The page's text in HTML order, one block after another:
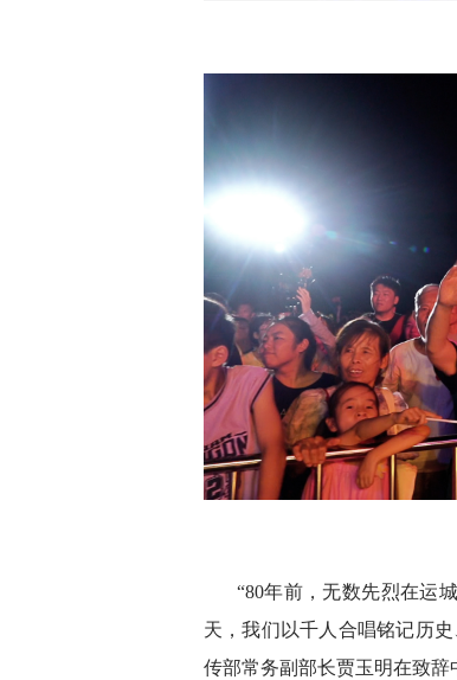
“80年前，无数先烈在运
天，我们以千人合唱铭记历
传部常务副部长贾玉明在致